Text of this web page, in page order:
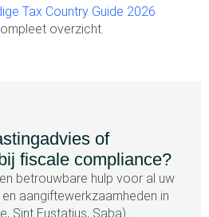
Tax Country Guide 2026
overzicht.
of
fiscale compliance?
betrouwbare hulp voor al uw
aangiftewerkzaamheden in
Sint Eustatius, Saba) .